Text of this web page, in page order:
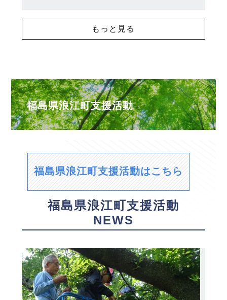
もっと見る
福島県浪江町支援活動
福島県浪江町支援活動はこちら
福島県浪江町支援活動
NEWS